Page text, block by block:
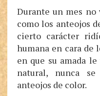
Durante un mes no
como los anteojos
cierto carácter
humana en cara de
en que su amada
natural, nunca
anteojos de color.